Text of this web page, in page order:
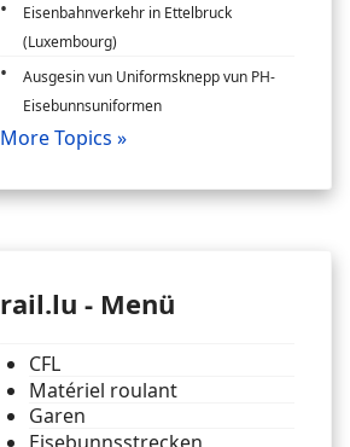
Eisenbahnverkehr in Ettelbruck
(Luxembourg)
Ausgesin vun Uniformsknepp vun PH-
Eisebunnsuniformen
More Topics »
rail.lu - Menü
CFL
Matériel roulant
Garen